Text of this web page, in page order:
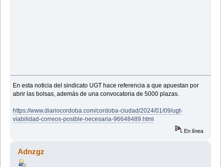
En esta noticia del sindicato UGT hace referencia a que apuestan por
abrir las bolsas, además de una convocatoria de 5000 plazas.
https://www.diariocordoba.com/cordoba-ciudad/2024/01/09/ugt-
viabilidad-correos-posible-necesaria-96648489.html
En línea
Adnzgz